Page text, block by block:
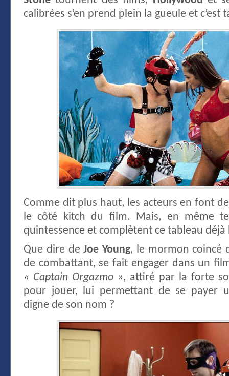
calibrées s’en prend plein la gueule et c’est
Comme dit plus haut, les acteurs en font
le côté kitch du film. Mais, en même
quintessence et complètent ce tableau
Que dire deJoe Young, le mormon coincé
de combattant, se fait engager dans un
« Captain Orgazmo », attiré par la forte
pour jouer, lui permettant de se payer
digne de son nom ?